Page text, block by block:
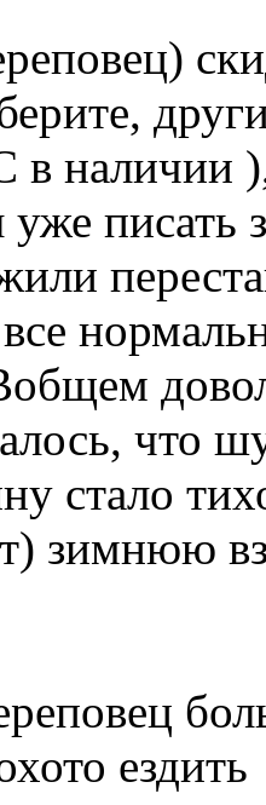
наличии
писать
что
стало
зимнюю
ездить